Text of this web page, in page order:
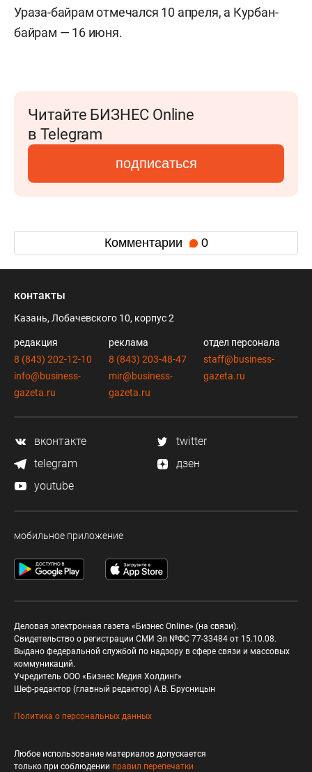
Ураза-байрам отмечался 10 апреля, а Курбан-
байрам — 16 июня.
Читайте БИЗНЕС Online
в Telegram
подписаться
Комментарии 0
контакты
Казань, Лобачевского 10, корпус 2
редакция
8 (843) 202-12-10
info@business-
gazeta.ru
реклама
8 (843) 203-48-47
mir@business-
gazeta.ru
отдел персонала
staff@business-
gazeta.ru
вконтакте
twitter
telegram
дзен
youtube
мобильное приложение
Деловая электронная газета «Бизнес Online» (на связи).
Свидетельство о регистрации СМИ Эл №ФС 77-33484 от 15.10.08.
Выдано федеральной службой по надзору в сфере связи и массовых
коммуникаций.
Учредитель ООО «Бизнес Медия Холдинг»
Шеф-редактор (главный редактор) А.В. Брусницын
Политика о персональных данных
Любое использование материалов допускается
только при соблюдении правил перепечатки